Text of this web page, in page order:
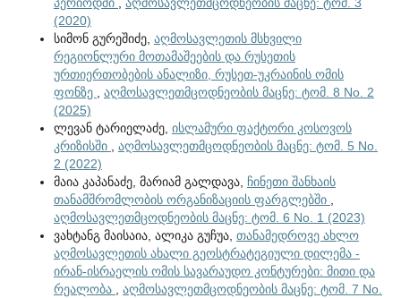
(2020)
სიმონ გურეშიძე, აღმოსავლეთის მსხვილი
რეგიონლური მოთამაშეების და რუსეთის
ურთიერთობების ანალიზი, რუსეთ-უკრაინის ომის
ფონზე
აღმოსავლეთმცოდნეობის მაცნე: ტომ. 8 No. 2
(2025)
ლევან ტარიელაძე, ისლამური ფაქტორი კოსოვოს
კრიზისში
აღმოსავლეთმცოდნეობის მაცნე: ტომ. 5 No.
2 (2022)
მაია კაპანაძე, მარიამ გალდავა, ჩინეთი შანხაის
თანამშრომლობის ორგანიზაციის ფარგლებში
აღმოსავლეთმცოდნეობის მაცნე: ტომ. 6 No. 1 (2023)
ვახტანგ მაისაია, ალიკა გუჩუა, თანამედროვე ახლო
აღმოსავლეთის ახალი გეოსტრატეგიული დილემა -
ირან-ისრაელის ომის სავარაუდო კონტურები: მითი და
რეალობა
აღმოსავლეთმცოდნეობის მაცნე: ტომ. 7 No.